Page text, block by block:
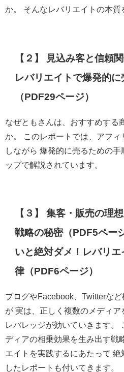
か。 そんなレバリエイトの本質
【２】 見込み客と信頼
レバリエイトで爆発的
（PDF29ページ）
なぜともさんは、おすすめする
か。 このレポートでは、アフ
しながら 爆発的に売るための
ップで解説されています。
【３】 集客・販売の理
戦略の秘密（PDF5ペー
いと絶対ダメ！レバリ
律（PDF6ページ）
ブログやFacebook、Twitterな
が 実は、正しく複数のメディア
レバレッジが効いていきます。
ディアの相乗効果を生み出す戦
エイトを実践するにあたって
したレポートも付いてきます。